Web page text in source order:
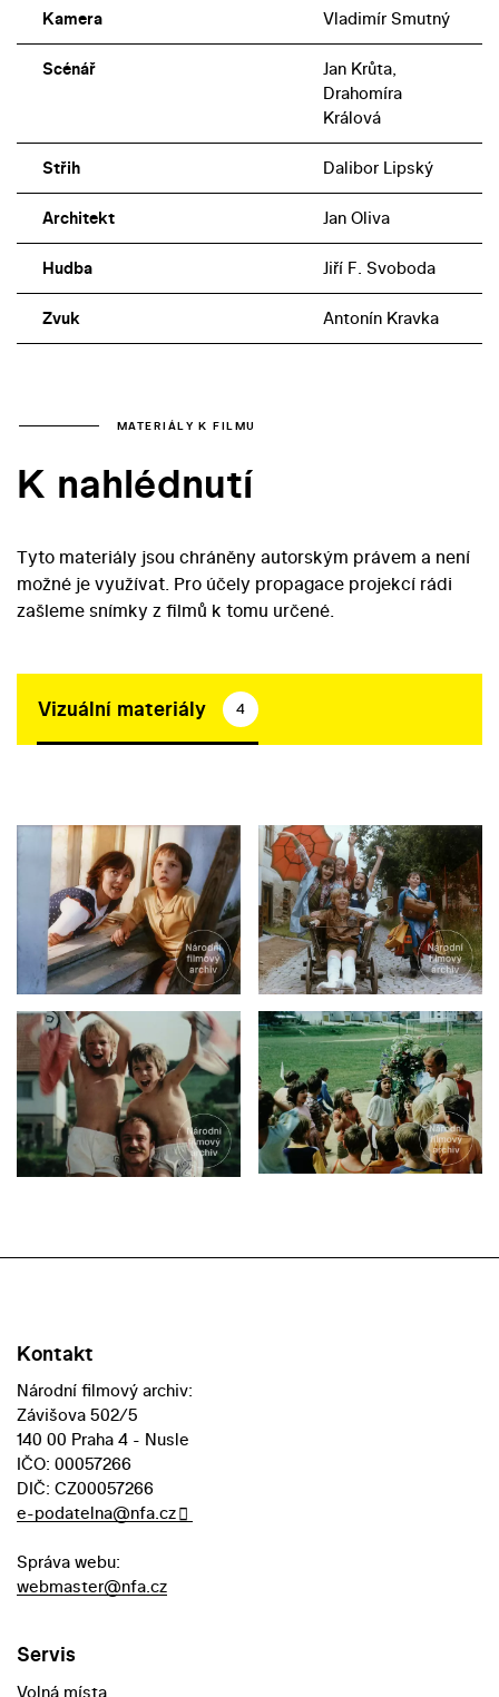
Kamera Vladimír Smutný
Scénář
Jan Krůta,
Drahomíra
Králová
Střih Dalibor Lipský
Architekt Jan Oliva
Hudba Jiří F. Svoboda
Zvuk Antonín Kravka
MATERIÁLY K FILMU
K nahlédnutí
Tyto materiály jsou chráněny autorským právem a není
možné je využívat. Pro účely propagace projekcí rádi
zašleme snímky z filmů k tomu určené.
Vizuální materiály 4
Kontakt
Národní filmový archiv:
Závišova 502/5
140 00 Praha 4 - Nusle
IČO: 00057266
DIČ: CZ00057266
e-podatelna@nfa.cz
Správa webu:
webmaster@nfa.cz
Servis
Volná místa